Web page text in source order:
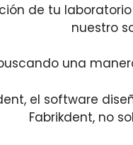
de tu
nuestro
una
el software
Fabrikdent, no